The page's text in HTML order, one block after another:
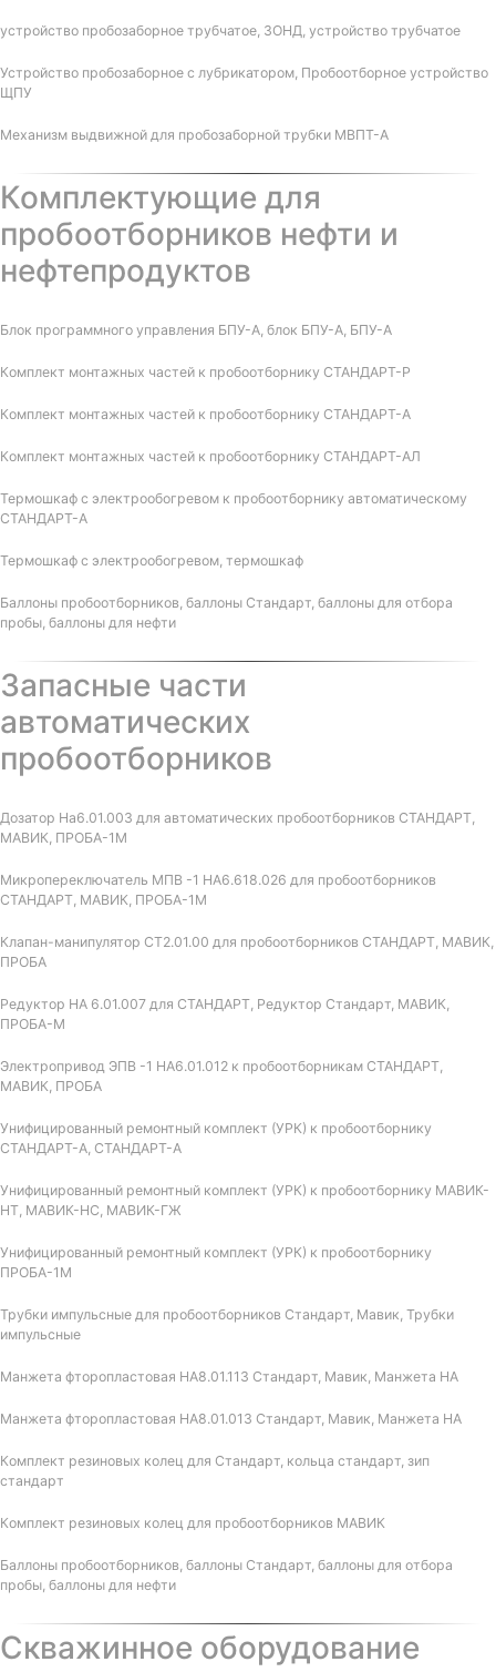
устройство пробозаборное трубчатое, ЗОНД, устройство трубчатое
Устройство пробозаборное с лубрикатором, Пробоотборное устройство
ЩПУ
Механизм выдвижной для пробозаборной трубки МВПТ-А
Комплектующие для
пробоотборников нефти и
нефтепродуктов
Блок программного управления БПУ-А, блок БПУ-А, БПУ-А
Комплект монтажных частей к пробоотборнику СТАНДАРТ-Р
Комплект монтажных частей к пробоотборнику СТАНДАРТ-А
Комплект монтажных частей к пробоотборнику СТАНДАРТ-АЛ
Термошкаф с электрообогревом к пробоотборнику автоматическому
СТАНДАРТ-А
Термошкаф с электрообогревом, термошкаф
Баллоны пробоотборников, баллоны Стандарт, баллоны для отбора
пробы, баллоны для нефти
Запасные части
автоматических
пробоотборников
Дозатор На6.01.003 для автоматических пробоотборников СТАНДАРТ,
МАВИК, ПРОБА-1М
Микропереключатель МПВ -1 НА6.618.026 для пробоотборников
СТАНДАРТ, МАВИК, ПРОБА-1М
Клапан-манипулятор СТ2.01.00 для пробоотборников СТАНДАРТ, МАВИК,
ПРОБА
Редуктор НА 6.01.007 для СТАНДАРТ, Редуктор Стандарт, МАВИК,
ПРОБА-М
Электропривод ЭПВ -1 НА6.01.012 к пробоотборникам СТАНДАРТ,
МАВИК, ПРОБА
Унифицированный ремонтный комплект (УРК) к пробоотборнику
СТАНДАРТ-А, СТАНДАРТ-А
Унифицированный ремонтный комплект (УРК) к пробоотборнику МАВИК-
НТ, МАВИК-НС, МАВИК-ГЖ
Унифицированный ремонтный комплект (УРК) к пробоотборнику
ПРОБА-1М
Трубки импульсные для пробоотборников Стандарт, Мавик, Трубки
импульсные
Манжета фторопластовая НА8.01.113 Стандарт, Мавик, Манжета НА
Манжета фторопластовая НА8.01.013 Стандарт, Мавик, Манжета НА
Комплект резиновых колец для Стандарт, кольца стандарт, зип
стандарт
Комплект резиновых колец для пробоотборников МАВИК
Баллоны пробоотборников, баллоны Стандарт, баллоны для отбора
пробы, баллоны для нефти
Скважинное оборудование